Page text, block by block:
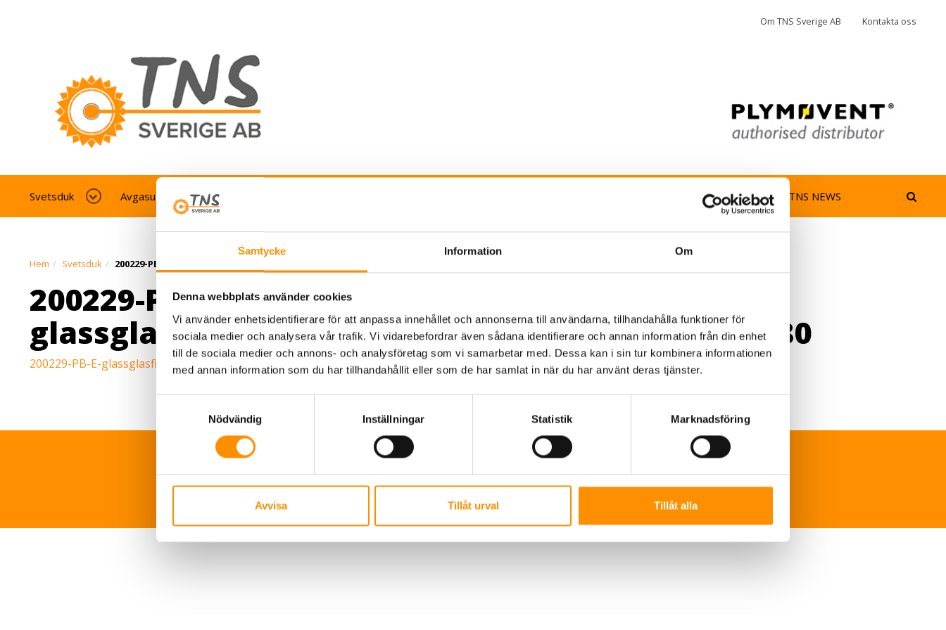
Samtycke Information Om
Denna webbplats använder cookies
Vi använder enhetsidentifierare för att anpassa innehållet och annonserna till användarna, tillhandahålla funktioner för
sociala medier och analysera vår trafik. Vi vidarebefordrar även sådana identifierare och annan information från din enhet
till de sociala medier och annons- och analysföretag som vi samarbetar med. Dessa kan i sin tur kombinera informationen
med annan information som du har tillhandahållit eller som de har samlat in när du har använt deras tjänster.
Nödvändig
Inställningar Statistik Marknadsföring
Avvisa Tillåt urval Tillåt alla
Om TNS Sverige AB Kontakta oss
Svetsduk Avgasutsug fordonverkstad AeroGuard TNS NEWS
Hem Svetsduk 200229-PB-E-glassglasfiberdukytbehandladmedaluminium-480
200229-PB-E-
glassglasfiberdukytbehandladmedaluminium-480
200229-PB-E-glassglasfiberdukytbehandladmedaluminium-480
TNS Sverige AB | Polis Larssonsväg 61 SE-21853 Klagshamn |+46 722 49 46 46|info@tns-sverige.se